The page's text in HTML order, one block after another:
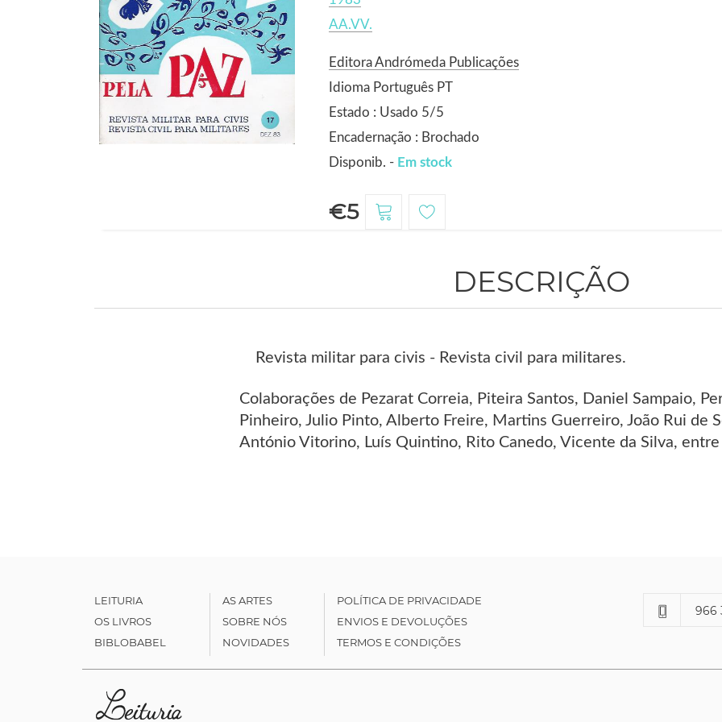
AA.VV.
Editora Andrómeda Publicações
Idioma Português PT
Estado : Usado 5/5
Encadernação : Brochado
Disponib. - Em stock
€5
DESCRIÇÃO
Revista militar para civis - Revista civil para militares.
Colaborações de Pezarat Correia, Piteira Santos, Daniel Sampaio,
Pinheiro, Julio Pinto, Alberto Freire, Martins Guerreiro, João Rui de
António Vitorino, Luís Quintino, Rito Canedo, Vicente da Silva,
LEITURIA
OS LIVROS
BIBLOBABEL
AS ARTES
SOBRE NÓS
NOVIDADES
POLÍTICA DE PRIVACIDADE
ENVIOS E DEVOLUÇÕES
TERMOS E CONDIÇÕES
966